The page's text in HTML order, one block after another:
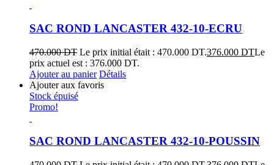
SAC ROND LANCASTER 432-10-ECRU
470.000DT Le prix initial était : 470.000 DT.376.000 DTLe
prix actuel est : 376.000 DT.
Ajouter au panier Détails
Ajouter aux favoris
Stock épuisé
Promo!
SAC ROND LANCASTER 432-10-POUSSIN